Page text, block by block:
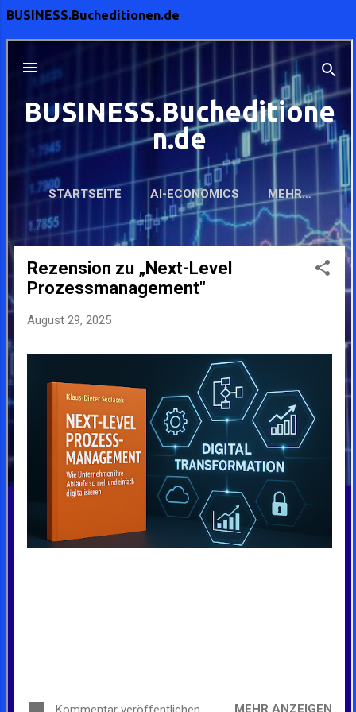
erfordert. Die Fallstricke: Ein Meer aus
insbesondere in Bezug auf deren
Auswirkungen auf die Demokratie.
Philosophie trifft Wirtschaft: Ein neues
Forschungsfeld Thoma argumentiert, dass
die Sozialwissenschaften, einschließlich
der Wirtschaftswissenschaften,
Wertannahmen zugrunde legen müssen,
die oft die Grundlage politischer
Entscheidungen bilden. Dies wirft eine
zentrale Frage auf: Wie vereinbar ist dies
mit den demokratischen Prinzipien? Die
Antwort liegt in der Philosophie. Sie
Werteorientierungen in den Sozialwiss...
BUSINESS.Bucheditionen.de